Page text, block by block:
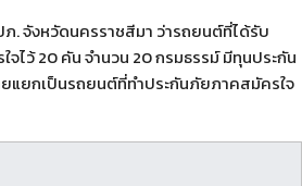
. จังหวัดนครราชสีมา ว่ารถยนต์ที่ได้รับ
ไว้ 20 คัน จำนวน 20 กรมธรรม์ มีทุนประกัน
ยกเป็นรถยนต์ที่ทำประกันภัยภาคสมัครใจ